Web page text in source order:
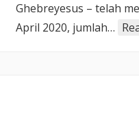
Ghebreyesus – telah
April 2020, jumlah…